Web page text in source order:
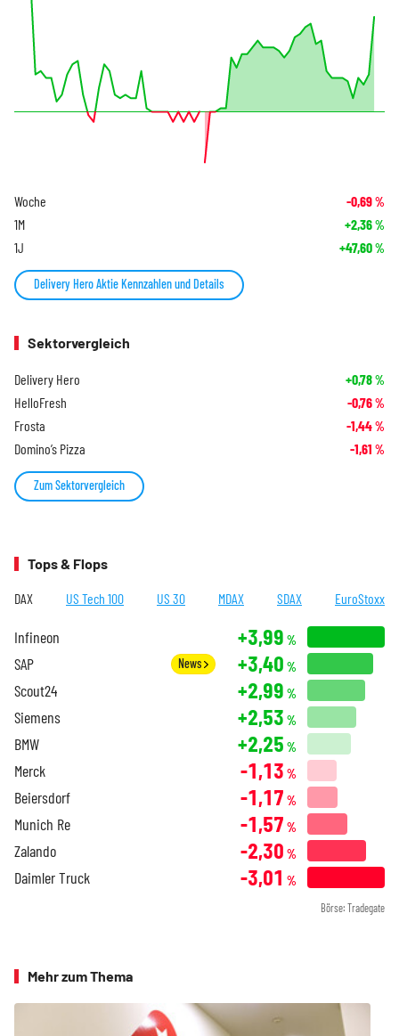
Woche -0,69%
1M +2,36%
1J +47,60%
Delivery Hero Aktie Kennzahlen und Details
Sektorvergleich
Delivery Hero +0,78%
HelloFresh -0,76%
Frosta -1,44%
Domino’s Pizza -1,61 %
Zum Sektorvergleich
Tops & Flops
DAX US Tech 100 US 30 MDAX SDAX EuroStoxx
Infineon +3,99 %
SAP News +3,40 %
Scout24 +2,99 %
Siemens +2,53 %
BMW +2,25 %
Merck -1,13 %
Beiersdorf -1,17 %
Munich Re -1,57 %
Zalando -2,30 %
Daimler Truck -3,01 %
Börse: Tradegate
Mehr zum Thema